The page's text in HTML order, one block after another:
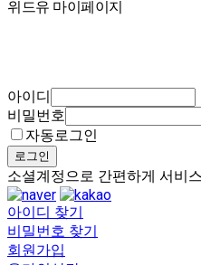
위드유 마이페이지
아이디
비밀번호
자동로그인
로그인
소셜계정으로 간편하게 서비
아이디 찾기
비밀번호 찾기
회원가입